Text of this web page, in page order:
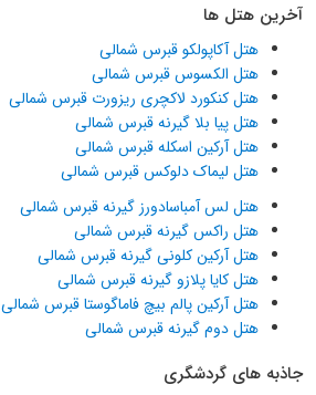
آخرین هتل ها
هتل آکاپولکو قبرس شمالی
هتل الکسوس قبرس شمالی
هتل کنکورد لاکچری ریزورت قبرس شمالی
هتل پیا بلا گیرنه قبرس شمالی
هتل آرکین اسکله قبرس شمالی
هتل لیماک دلوکس قبرس شمالی
هتل لس آمباسادورز گیرنه قبرس شمالی
هتل راکس گیرنه قبرس شمالی
هتل آرکین کلونی گیرنه قبرس شمالی
هتل کایا پلازو گیرنه قبرس شمالی
هتل آرکین پالم بیچ فاماگوستا قبرس شمالی
هتل دوم گیرنه قبرس شمالی
جاذبه های گردشگری